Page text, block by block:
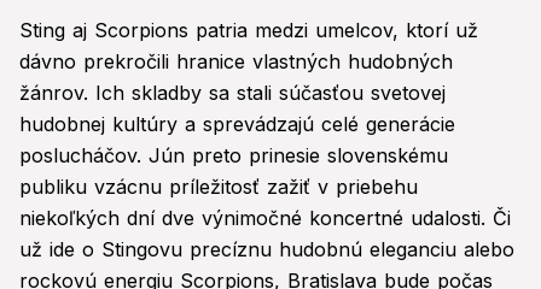
Sting aj Scorpions patria medzi umelcov, ktorí už
dávno prekročili hranice vlastných hudobných
žánrov. Ich skladby sa stali súčasťou svetovej
hudobnej kultúry a sprevádzajú celé generácie
poslucháčov. Jún preto prinesie slovenskému
publiku vzácnu príležitosť zažiť v priebehu
niekoľkých dní dve výnimočné koncertné udalosti. Či
už ide o Stingovu precíznu hudobnú eleganciu alebo
rockovú energiu Scorpions, Bratislava bude počas